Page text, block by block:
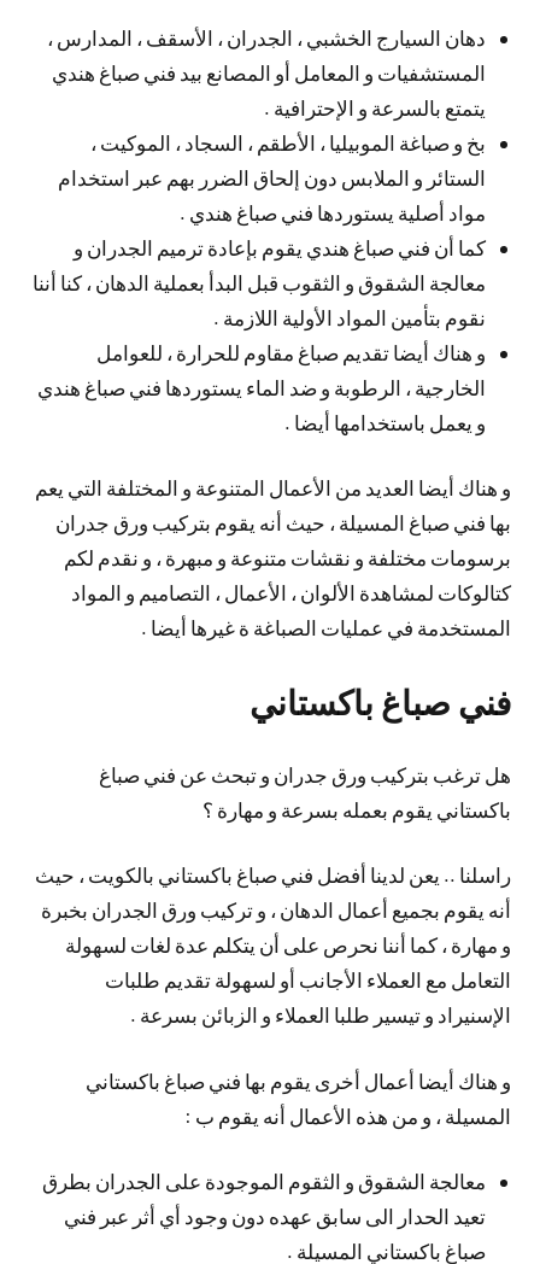
دهان السيارج الخشبي ، الجدران ، الأسقف ، المدارس ،
المستشفيات و المعامل أو المصانع بيد فني صباغ هندي
يتمتع بالسرعة و الإحترافية .
بخ و صباغة الموبيليا ، الأطقم ، السجاد ، الموكيت ،
الستائر و الملابس دون إلحاق الضرر بهم عبر استخدام
مواد أصلية يستوردها فني صباغ هندي .
كما أن فني صباغ هندي يقوم بإعادة ترميم الجدران و
معالجة الشقوق و الثقوب قبل البدأ بعملية الدهان ، كنا أننا
نقوم بتأمين المواد الأولية اللازمة .
و هناك أيضا تقديم صباغ مقاوم للحرارة ، للعوامل
الخارجية ، الرطوبة و ضد الماء يستوردها فني صباغ هندي
و يعمل باستخدامها أيضا .
و هناك أيضا العديد من الأعمال المتنوعة و المختلفة التي يعم
بها فني صباغ المسيلة ، حيث أنه يقوم بتركيب ورق جدران
برسومات مختلفة و نقشات متنوعة و مبهرة ، و نقدم لكم
كتالوكات لمشاهدة الألوان ، الأعمال ، التصاميم و المواد
المستخدمة في عمليات الصباغة ة غيرها أيضا .
فني صباغ باكستاني
هل ترغب بتركيب ورق جدران و تبحث عن فني صباغ
باكستاني يقوم بعمله بسرعة و مهارة ؟
راسلنا .. يعن لدينا أفضل فني صباغ باكستاني بالكويت ، حيث
أنه يقوم بجميع أعمال الدهان ، و تركيب ورق الجدران بخبرة
و مهارة ، كما أننا نحرص على أن يتكلم عدة لغات لسهولة
التعامل مع العملاء الأجانب أو لسهولة تقديم طلبات
الإسنيراد و تيسير طلبا العملاء و الزبائن بسرعة .
و هناك أيضا أعمال أخرى يقوم بها فني صباغ باكستاني
المسيلة ، و من هذه الأعمال أنه يقوم ب :
معالجة الشقوق و الثقوم الموجودة على الجدران بطرق
تعيد الحدار الى سابق عهده دون وجود أي أثر عبر فني
صباغ باكستاني المسيلة .